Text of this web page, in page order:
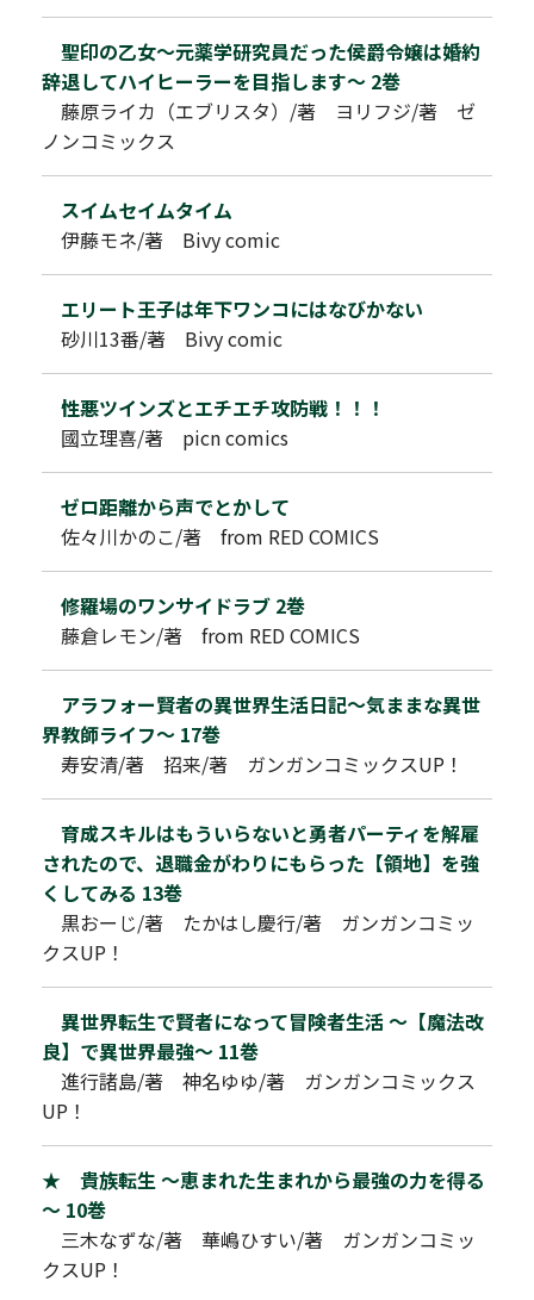
聖印の乙女～元薬学研究員だった侯爵令嬢は婚約
辞退してハイヒーラーを目指します～ 2巻
藤原ライカ（エブリスタ）/著 ヨリフジ/著 ゼ
ノンコミックス
スイムセイムタイム
伊藤モネ/著 Bivy comic
エリート王子は年下ワンコにはなびかない
砂川13番/著 Bivy comic
性悪ツインズとエチエチ攻防戦！！！
國立理喜/著 picn comics
ゼロ距離から声でとかして
佐々川かのこ/著 from RED COMICS
修羅場のワンサイドラブ 2巻
藤倉レモン/著 from RED COMICS
アラフォー賢者の異世界生活日記～気ままな異世
界教師ライフ～ 17巻
寿安清/著 招来/著 ガンガンコミックスUP！
育成スキルはもういらないと勇者パーティを解雇
されたので、退職金がわりにもらった【領地】を強
くしてみる 13巻
黒おーじ/著 たかはし慶行/著 ガンガンコミッ
クスUP！
異世界転生で賢者になって冒険者生活 ～【魔法改
良】で異世界最強～ 11巻
進行諸島/著 神名ゆゆ/著 ガンガンコミックス
UP！
★ 貴族転生 ～恵まれた生まれから最強の力を得る
～ 10巻
三木なずな/著 華嶋ひすい/著 ガンガンコミッ
クスUP！